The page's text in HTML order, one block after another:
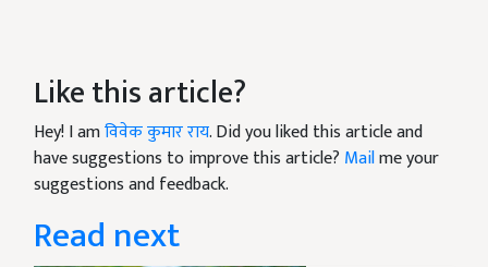
Like this article?
Hey! I amविवेक कुमार राय. Did you liked this article and
have suggestions to improve this article? Mailme your
suggestions and feedback.
Read next